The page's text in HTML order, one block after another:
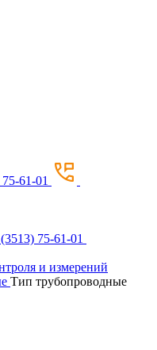
61-01
75-61-01
и измерений
Тип трубопроводные